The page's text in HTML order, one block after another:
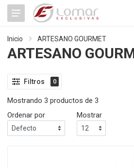
Inicio ARTESANO GOURMET
ARTESANO
Filtros 0
Mostrando 3 productos de 3
Ordenar por
Mostrar